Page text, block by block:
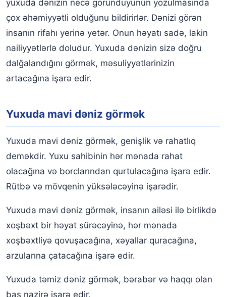
yuxuda dənizin necə göründüyünün yozulmasında
çox əhəmiyyətli olduğunu bildirirlər. Dənizi görən
insanın rifahı yerinə yetər. Onun həyatı sadə, lakin
nailiyyətlərlə doludur. Yuxuda dənizin sizə doğru
dalğalandığını görmək, məsuliyyətlərinizin
artacağına işarə edir.
Yuxuda mavi dəniz görmək
Yuxuda mavi dəniz görmək, genişlik və rahatlıq
deməkdir. Yuxu sahibinin hər mənada rahat
olacağına və borclarından qurtulacağına işarə edir.
Rütbə və mövqenin yüksələcəyinə işarədir.
Yuxuda mavi dəniz görmək, insanın ailəsi ilə birlikdə
xoşbəxt bir həyat sürəcəyinə, hər mənada
xoşbəxtliyə qovuşacağına, xəyallar quracağına,
arzularına çatacağına işarə edir.
Yuxuda təmiz dəniz görmək, bərabər və haqqı olan
baş nazirə işarə edir.